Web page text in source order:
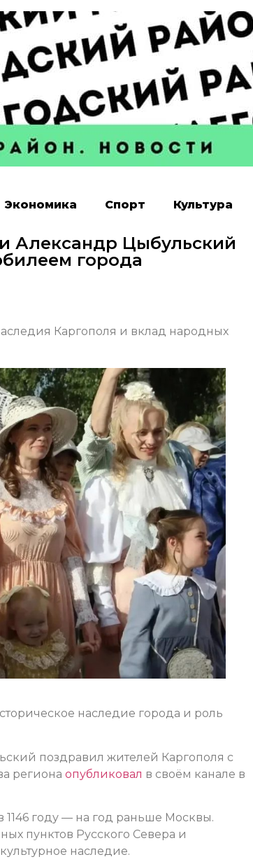
Экономика Спорт Культура
Александр Цыбульский
города
Каргополя и вклад народных
наследие города и роль
поздравил жителей Каргополя с
региона опубликовал в своём канале в
1146 году — на год раньше Москвы.
пунктов Русского Севера и
наследие.